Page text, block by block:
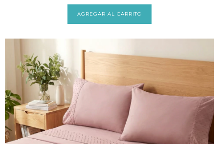
AGREGAR AL CARRITO